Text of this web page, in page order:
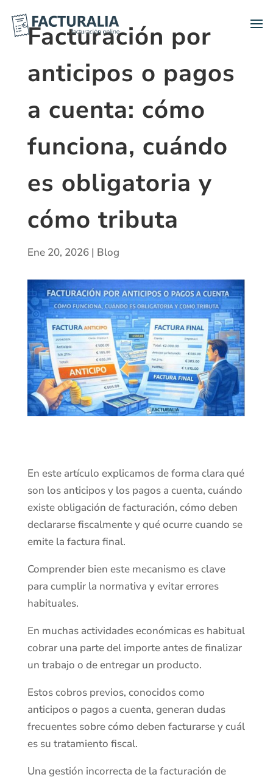
Facturación por
anticipos o pagos
a cuenta: cómo
funciona, cuándo
es obligatoria y
cómo tributa
Ene 20, 2026| Blog
En este artículo explicamos de forma clara qué
son los anticipos y los pagos a cuenta, cuándo
existe obligación de facturación, cómo deben
declararse fiscalmente y qué ocurre cuando se
emite la factura final.
Comprender bien este mecanismo es clave
para cumplir la normativa y evitar errores
habituales.
En muchas actividades económicas es habitual
cobrar una parte del importe antes de finalizar
un trabajo o de entregar un producto.
Estos cobros previos, conocidos como
anticipos o pagos a cuenta, generan dudas
frecuentes sobre cómo deben facturarse y cuál
es su tratamiento fiscal.
Una gestión incorrecta de la facturación de